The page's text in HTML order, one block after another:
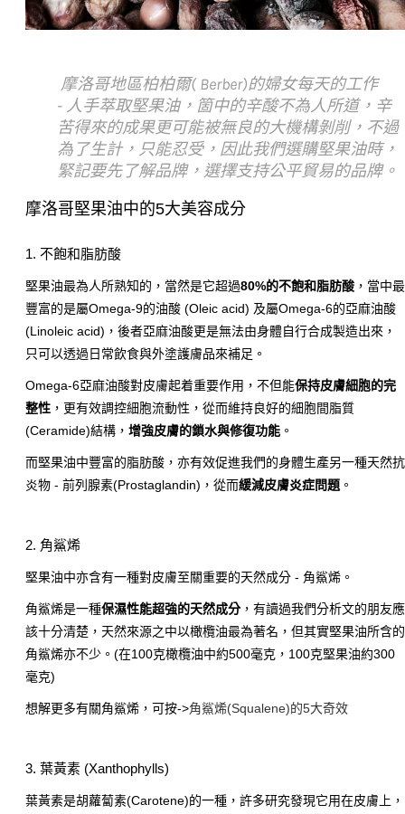
摩洛哥地區柏柏爾( Berber)的婦女每天的工作
- 人手萃取堅果油，箇中的辛酸不為人所道，辛
苦得來的成果更可能被無良的大機構剝削，不過
為了生計，只能忍受，因此我們選購堅果油時，
緊記要先了解品牌，選擇支持公平貿易的品牌。
摩洛哥堅果油中的5大美容成分
1. 不飽和脂肪酸
堅果油最為人所熟知的，當然是它超過80%的不飽和脂肪酸 ，當中最
豐富的是屬Omega-9的油酸 (Oleic acid) 及屬Omega-6的亞麻油酸
(Linoleic acid) ，後者亞麻油酸更是無法由身體自行合成製造出來，
只可以透過日常飲食與外塗護膚品來補足。
Omega-6亞麻油酸對皮膚起着重要作用，不但能保持皮膚細胞的完
整性 ，更有效調控細胞流動性，從而維持良好的細胞間脂質
(Ceramide)結構，增強皮膚的鎖水與修復功能 。
而堅果油中豐富的脂肪酸，亦有效促進我們的身體生產另一種天然抗
炎物 -前列腺素(Prostaglandin) ，從而緩減皮膚炎症問題 。
2. 角鯊烯
堅果油中亦含有一種對皮膚至關重要的天然成分 - 角鯊烯。
角鯊烯是一種保濕性能超強的天然成分 ，有讀過我們分析文的朋友應
該十分清楚，天然來源之中以橄欖油最為著名，但其實堅果油所含的
角鯊烯亦不少。(在100克橄欖油中約500毫克， 100克堅果油約300
毫克)
想解更多有關角鯊烯，可按->角鯊烯(Squalene)的5大奇效
3. 葉黃素 (Xanthophylls)
葉黃素是胡蘿蔔素(Carotene)的一種，許多研究發現它用在皮膚上，